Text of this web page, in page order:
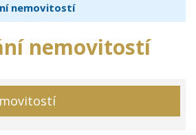
nemovitostí
nemovitostí